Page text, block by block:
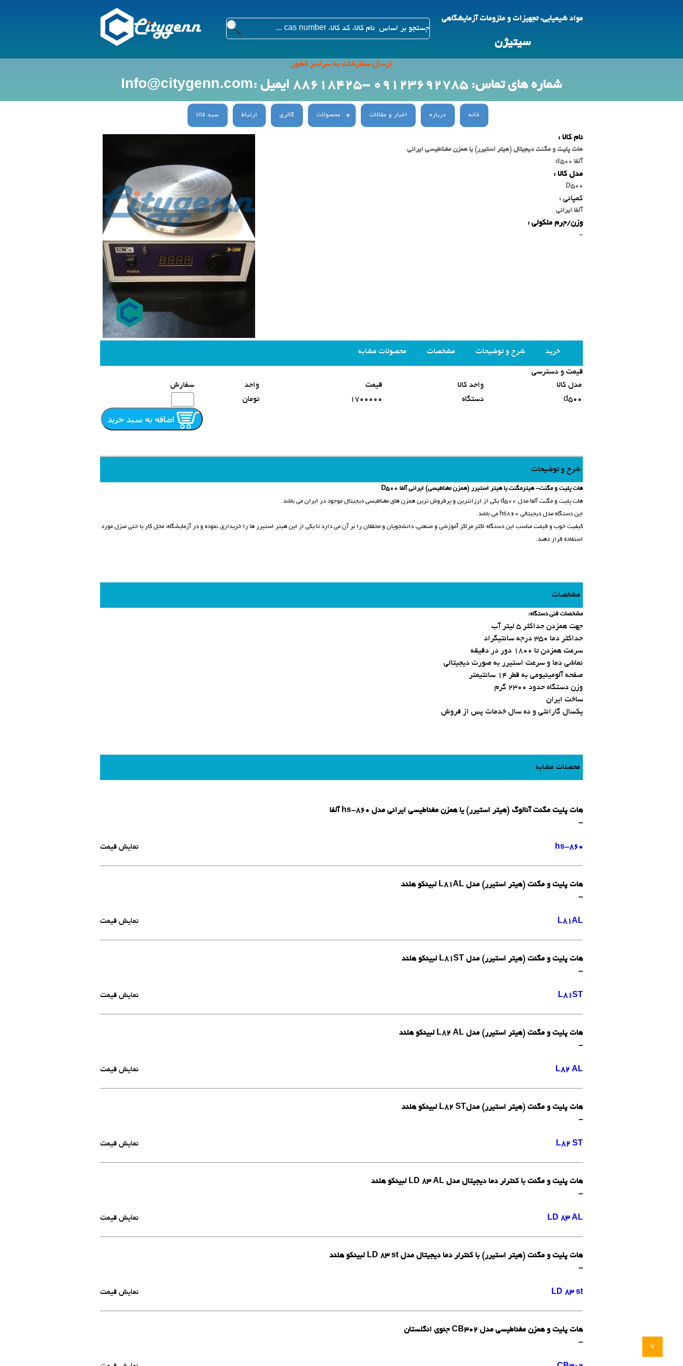
v
مواد شیمیایی، تجهیزات و ملزومات آزمایشگاهی
سیتیژن
ارسال سفارشات به سراسر کشور
شماره های تماس: 09123692785 -88618425 ایمیل :Info@citygenn.com
خانه درباره اخبار و مقالات محصولات گالری ارتباط سبد کالا
نام کالا :
هات پلیت و مگنت دیجیتال (هیتر استیرر) یا همزن مغناطیسی ایرانی
آلفا d500
مدل کالا :
D500
کمپانی :
آلفا ایرانی
وزن/جرم ملکولی :
-
خرید شرح و توضیحات مشخصات محصولات مشابه
قیمت و دسترسی
مدل کالا
واحد کالا قیمت واحد
سفارش
d500
دستگاه 1700000 تومان
شرح و توضیحات
هات پلیت و مگنت- هیترمگنت یا هیتر استیرر (همزن مغناطیسی) ایرانی آلفا D500
هات پلیت و مگنت آلفا مدل d500 یکی از ارزانترین و پرفروش ترین همزن های مغناطیسی دیجیتال موجود در ایران می باشد.
این دستگاه مدل دیجیتالی hs860 می باشد.
کیفیت خوب و قیمت مناسب این دستگاه اکثر مراکز آموزشی و صنعتی، دانشجویان و محققان را بر آن می دارد تا یکی از این هیتر استیرر ها را خریداری نموده و در آزمایشگاه، محل کار یا حتی منزل مورد
استفاده قرار دهند.
مشخصات
مشخصات فنی دستگاه:
جهت همزدن حداکثر 5 لیتر آب
حداکثر دما 350 درجه سانتیگراد
سرعت همزدن تا 1800 دور در دقیقه
نماشی دما و سرعت استیرر به صورت دیجیتالی
صفحه آلومینیومی به قطر 14 سانتیمتر
وزن دستگاه حدود 2300 گرم
ساخت ایران
یکسال گارانتی و ده سال خدمات پس از فروش
محصلات مشابه
هات پلیت مگنت آنالوگ (هیتر استیرر) یا همزن مغناطیسی ایرانی مدل hs-860 آلفا
-
hs-860 نمایش قیمت
هات پلیت و مگنت (هیتر استیرر) مدل L81AL لبینکو هلند
-
L81AL نمایش قیمت
هات پلیت و مگنت (هیتر استیرر) مدل L81ST لبینکو هلند
-
L81ST نمایش قیمت
هات پلیت و مگنت (هیتر استیرر) مدل L82 AL لبینکو هلند
-
L82 AL نمایش قیمت
هات پلیت و مگنت (هیتر استیرر) مدلL82 ST لبینکو هلند
-
L82 ST نمایش قیمت
هات پلیت و مگنت با کنترلر دما دیجیتال مدل LD 83 AL لبینکو هلند
-
LD 83 AL نمایش قیمت
هات پلیت و مگنت (هیتر استیرر) با کنترلر دما دیجیتال مدل LD 83 st لبینکو هلند
-
LD 83 st نمایش قیمت
هات پلیت و همزن مغناطیسی مدل CB302 جنوی انگلستان
-